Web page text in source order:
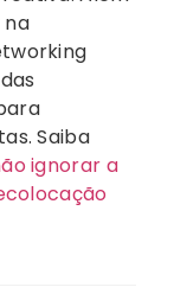
na
Saiba
ignorar a